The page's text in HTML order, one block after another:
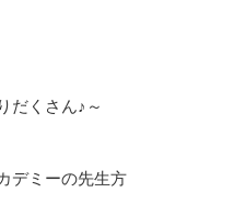
だくさん♪～
デミーの先生方